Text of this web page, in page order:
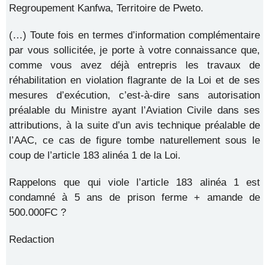
Regroupement Kanfwa, Territoire de Pweto.
(…) Toute fois en termes d’information complémentaire
par vous sollicitée, je porte à votre connaissance que,
comme vous avez déjà entrepris les travaux de
réhabilitation en violation flagrante de la Loi et de ses
mesures d’exécution, c’est-à-dire sans autorisation
préalable du Ministre ayant l’Aviation Civile dans ses
attributions, à la suite d’un avis technique préalable de
l’AAC, ce cas de figure tombe naturellement sous le
coup de l’article 183 alinéa 1 de la Loi.
Rappelons que qui viole l’article 183 alinéa 1 est
condamné à 5 ans de prison ferme + amande de
500.000FC ?
Redaction